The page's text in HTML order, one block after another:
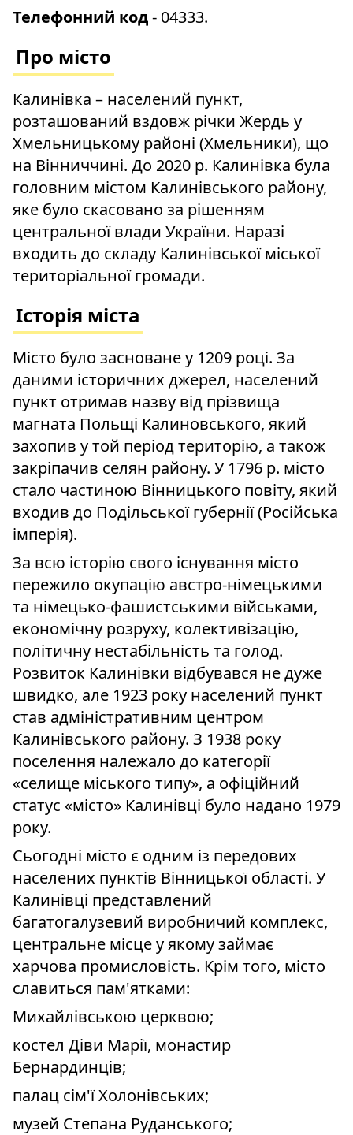
Телефонний код- 04333.
Про місто
Калинівка – населений пункт,
розташований вздовж річки Жердь у
Хмельницькому районі (Хмельники), що
на Вінниччині. До 2020 р. Калинівка була
головним містом Калинівського району,
яке було скасовано за рішенням
центральної влади України. Наразі
входить до складу Калинівської міської
територіальної громади.
Історія міста
Місто було засноване у 1209 році. За
даними історичних джерел, населений
пункт отримав назву від прізвища
магната Польщі Калиновського, який
захопив у той період територію, а також
закріпачив селян району. У 1796 р. місто
стало частиною Вінницького повіту, який
входив до Подільської губернії (Російська
імперія).
За всю історію свого існування місто
пережило окупацію австро-німецькими
та німецько-фашистськими військами,
економічну розруху, колективізацію,
політичну нестабільність та голод.
Розвиток Калинівки відбувався не дуже
швидко, але 1923 року населений пункт
став адміністративним центром
Калинівського району. З 1938 року
поселення належало до категорії
«селище міського типу», а офіційний
статус «місто» Калинівці було надано 1979
року.
Сьогодні місто є одним із передових
населених пунктів Вінницької області. У
Калинівці представлений
багатогалузевий виробничий комплекс,
центральне місце у якому займає
харчова промисловість. Крім того, місто
славиться пам'ятками:
Михайлівською церквою;
костел Діви Марії, монастир
Бернардинців;
палац сім'ї Холонівських;
музей Степана Руданського;